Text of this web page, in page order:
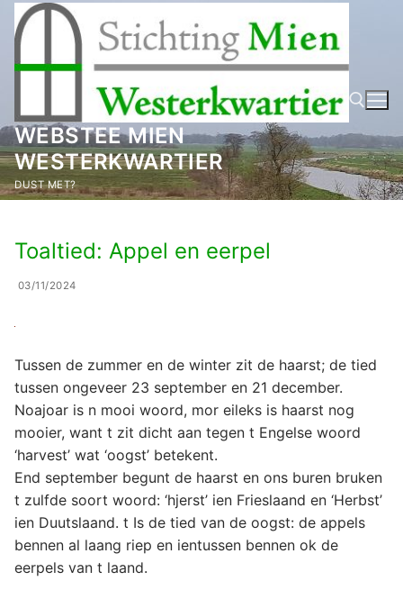
naar
inhoud
WEBSTEE MIEN
WESTERKWARTIER
DUST MET? Zoeken naar:
Toaltied: Appel en eerpel
03/11/2024
Tussen de zummer en de winter zit de haarst; de tied
tussen ongeveer 23 september en 21 december.
Noajoar is n mooi woord, mor eileks is haarst nog
mooier, want t zit dicht aan tegen t Engelse woord
‘harvest’ wat ‘oogst’ betekent.
End september begunt de haarst en ons buren bruken
t zulfde soort woord: ‘hjerst’ ien Frieslaand en ‘Herbst’
ien Duutslaand. t Is de tied van de oogst: de appels
bennen al laang riep en ientussen bennen ok de
eerpels van t laand.